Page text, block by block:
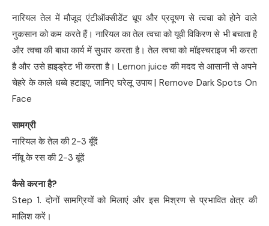
नारियल तेल में मौजूद एंटीऑक्सीडेंट धूप और प्रदूषण से त्वचा को होने वाले
नुकसान को कम करते हैं। नारियल का तेल त्वचा को यूवी विकिरण से भी बचाता है
और त्वचा की बाधा कार्य में सुधार करता है। तेल त्वचा को मॉइस्चराइज भी करता
है और उसे हाइड्रेट भी करता है। Lemon juice की मदद से आसानी से अपने
चेहरे के काले धब्बे हटाइए, जानिए घरेलू उपाय | Remove Dark Spots On
Face
सामग्री
नारियल के तेल की 2-3 बूँदें
नींबू के रस की 2-3 बूंदें
कैसे करना है?
Step 1. दोनों सामग्रियों को मिलाएं और इस मिश्रण से प्रभावित क्षेत्र की
मालिश करें।